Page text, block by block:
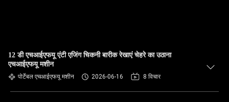
12 डी एचआईएफयू एंटी एजिंग चिकनी बारीक रेखाएं चेहरे का उठाना
एचआईएफयू मशीन
पोर्टेबल एचआईएफयू मशीन 2026-06-16 8 विचार